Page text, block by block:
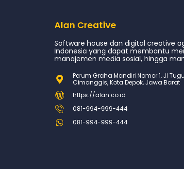
Alan Creative
Software house dan digital creative
Indonesia yang dapat membantu
manajemen media sosial, hingga
Perum Graha Mandiri Nomor 1, Jl
Cimanggis, Kota Depok, Jawa Barat
https://alan.co.id
081-994-999-444
081-994-999-444